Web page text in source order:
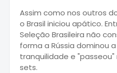
Assim como nos outros
o Brasil iniciou apático.
Seleção Brasileira não
forma a Rússia dominou
tranquilidade e "passeou"
sets.